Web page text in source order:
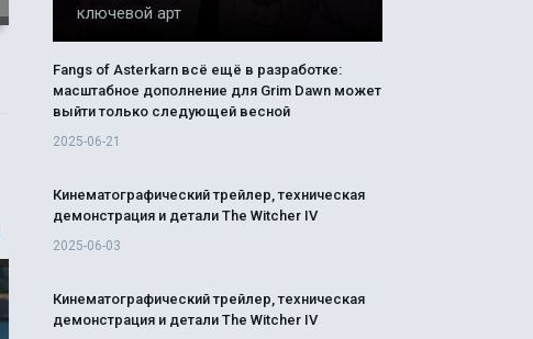
ключевой арт
Fangs of Asterkarn всё ещё в разработке:
масштабное дополнение для Grim Dawn может
выйти только следующей весной
2025-06-21
Кинематографический трейлер, техническая
демонстрация и детали The Witcher IV
2025-06-03
Кинематографический трейлер, техническая
демонстрация и детали The Witcher IV